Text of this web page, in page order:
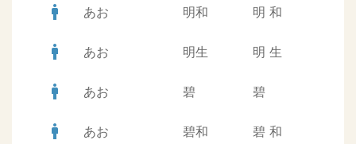
man あお 明和 明 和
man あお 明生 明 生
man あお 碧 碧
man あお 碧和 碧 和